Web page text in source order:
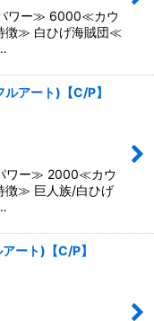
ー≫ 6000≪カウ
≫ 白ひげ海賊団≪
アート)【C/P】
ー≫ 2000≪カウ
≫ 巨人族/白ひげ
ート)【C/P】